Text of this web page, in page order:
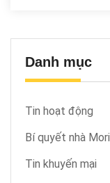
Danh mục
Tin hoạt động
Bí quyết nhà Mori
Tin khuyến mại